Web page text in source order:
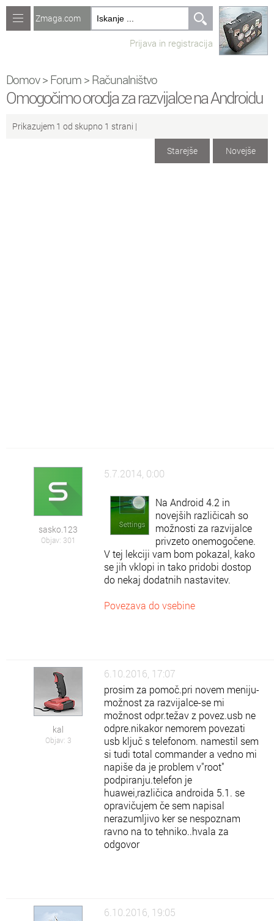
Računalništvo
Recepti
Naredi sam
Forum
Zmaga.com
Prijava in registracija
Domov> Forum > Računalništvo
Omogočimo orodja za razvijalce na Androidu
Prikazujem 1 od skupno 1 strani |
Novejše
Starejše
sasko.123
Objav: 301
5.7.2014, 0:00
Na Android 4.2 in
novejših različicah so
možnosti za razvijalce
privzeto onemogočene.
V tej lekciji vam bom pokazal, kako
se jih vklopi in tako pridobi dostop
do nekaj dodatnih nastavitev.
Povezava do vsebine
kal
Objav: 3
6.10.2016, 17:07
prosim za pomoč.pri novem meniju-
možnost za razvijalce-se mi
možnost odpr.težav z povez.usb ne
odpre.nikakor nemorem povezati
usb ključ s telefonom. namestil sem
si tudi total commander a vedno mi
napiše da je problem v"root"
podpiranju.telefon je
huawei,različica androida 5.1. se
opravičujem če sem napisal
nerazumljivo ker se nespoznam
ravno na to tehniko..hvala za
odgovor
6.10.2016, 19:05